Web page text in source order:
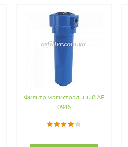
Фильтр магистральный AF
0946